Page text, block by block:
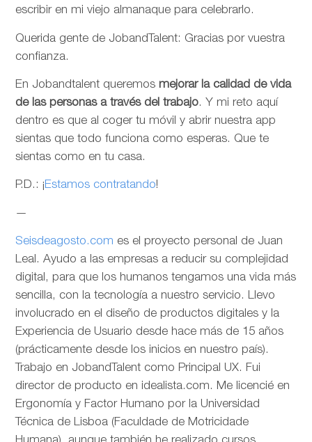
escribir en mi viejo almanaque para celebrarlo.
Querida gente de JobandTalent: Gracias por vuestra
confianza.
En Jobandtalent queremos mejorar la calidad de vida
de las personas a través del trabajo. Y mi reto aquí
dentro es que al coger tu móvil y abrir nuestra app
sientas que todo funciona como esperas. Que te
sientas como en tu casa.
P.D.: ¡Estamos contratando!
—
Seisdeagosto.com es el proyecto personal de Juan
Leal. Ayudo a las empresas a reducir su complejidad
digital, para que los humanos tengamos una vida más
sencilla, con la tecnología a nuestro servicio. Llevo
involucrado en el diseño de productos digitales y la
Experiencia de Usuario desde hace más de 15 años
(prácticamente desde los inicios en nuestro país).
Trabajo en JobandTalent como Principal UX. Fui
director de producto en idealista.com. Me licencié en
Ergonomía y Factor Humano por la Universidad
Técnica de Lisboa (Faculdade de Motricidade